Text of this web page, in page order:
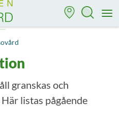
i barnhälsovård
granskas och
listas pågående